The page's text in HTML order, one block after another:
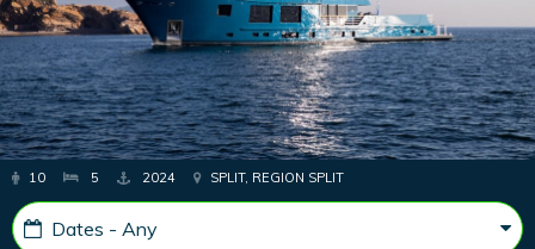
10 5 2024 SPLIT, REGION SPLIT